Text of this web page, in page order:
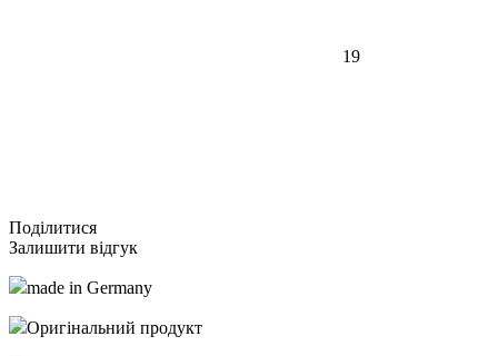
19
Подiлитися
Залишити відгук
made in Germany
Оригінальний продукт